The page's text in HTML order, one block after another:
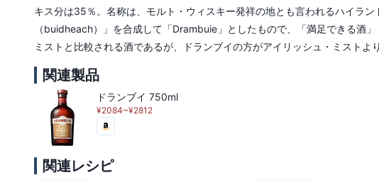
キス分は35％。名称は、モルト・ウィスキー発祥の地とも言われるハイラ
（buidheach）」を合成して「Drambuie」としたもので、「満足できる酒
ミストと比較される酒であるが、ドランブイの方がアイリッシュ・ミストよ
関連製品
ドランブイ 750ml
¥2084~¥2812
関連レシピ